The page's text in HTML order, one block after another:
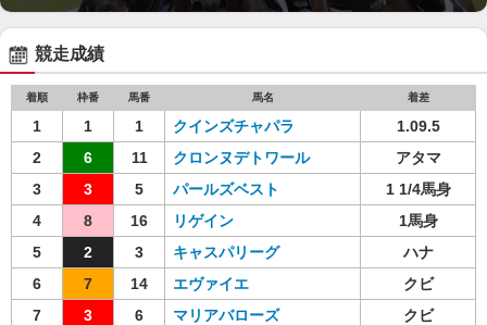
競走成績
着順 枠番 馬番 馬名 着差
1 1 1 クインズチャパラ
1.09.5
2
6 11 クロンヌデトワール
アタマ
3
3 5 パールズベスト
1 1/4馬身
4
8 16 リゲイン
1馬身
5
2 3 キャスパリーグ
ハナ
6
7 14 エヴァイエ
クビ
7
3 6 マリアバローズ
クビ